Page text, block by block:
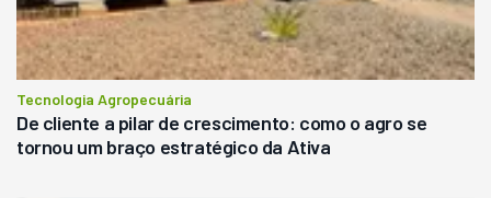
Tecnologia Agropecuária
De cliente a pilar de crescimento: como o agro se
tornou um braço estratégico da Ativa